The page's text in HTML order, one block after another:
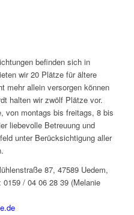
befinden sich in
wir 20 Plätze für ältere
mehr allein versorgen können
halten wir zwölf Plätze vor.
von montags bis freitags, 8 bis
liebevolle Betreuung und
unter Berücksichtigung aller
87, 47589 Uedem,
/ 04 06 28 39 (Melanie